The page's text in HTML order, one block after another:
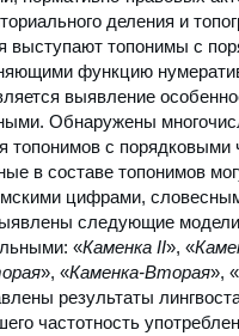
деления и
выступают топонимы с
функцию
выявление
Обнаружены
топонимов с
в составе топонимов
цифрами,
следующие модели
«Каменка II», «
», «Каменка-Вторая», «
результаты
частотность